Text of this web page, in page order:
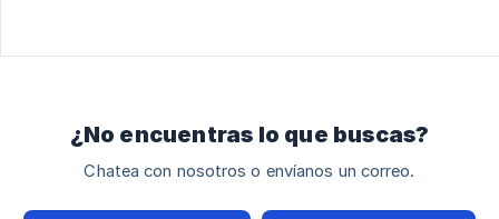
¿No encuentras lo que buscas?
Chatea con nosotros o envíanos un correo.